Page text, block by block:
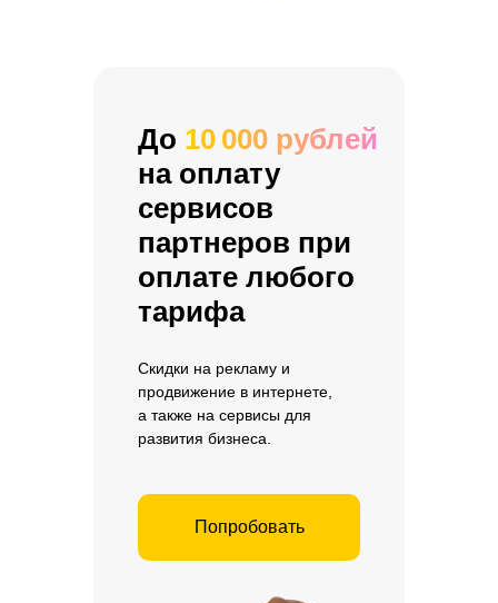
Скидки на рекламу и
продвижение в интернете,
а также на сервисы для
развития бизнеса.
До 10 000 рублей
на оплату
сервисов
партнеров при
оплате любого
тарифа
Попробовать